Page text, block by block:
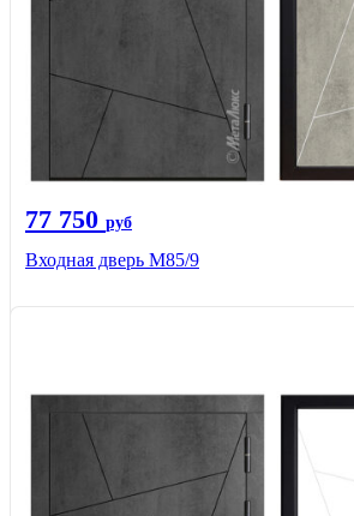
77 750 руб
Входная дверь М85/9